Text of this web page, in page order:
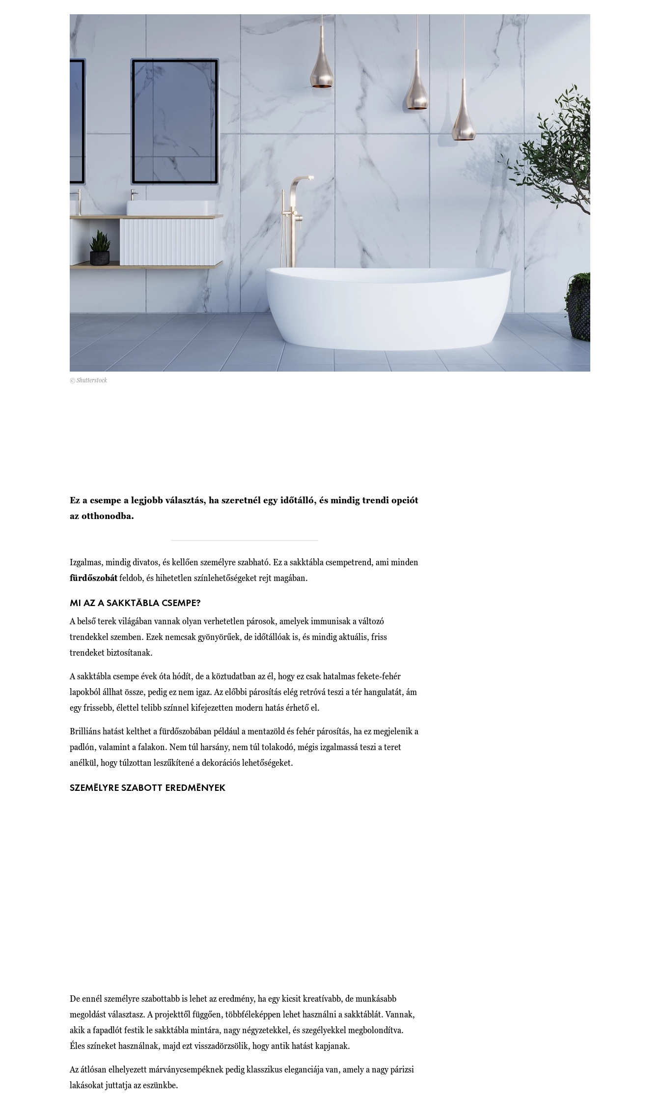
© Shutterstock
Ez a csempe a legjobb választás, ha szeretnél egy időtálló, és mindig trendi opciót
az otthonodba.
Izgalmas, mindig divatos, és kellően személyre szabható. Ez a sakktábla csempetrend, ami minden
fürdőszobátfeldob, és hihetetlen színlehetőségeket rejt magában.
MI AZ A SAKKTÁBLA CSEMPE?
A belső terek világában vannak olyan verhetetlen párosok, amelyek immunisak a változó
trendekkel szemben. Ezek nemcsak gyönyörűek, de időtállóak is, és mindig aktuális, friss
trendeket biztosítanak.
A sakktábla csempe évek óta hódít, de a köztudatban az él, hogy ez csak hatalmas fekete-fehér
lapokból állhat össze, pedig ez nem igaz. Az előbbi párosítás elég retróvá teszi a tér hangulatát, ám
egy frissebb, élettel telibb színnel kifejezetten modern hatás érhető el.
Brilliáns hatást kelthet a fürdőszobában például a mentazöld és fehér párosítás, ha ez megjelenik a
padlón, valamint a falakon. Nem túl harsány, nem túl tolakodó, mégis izgalmassá teszi a teret
anélkül, hogy túlzottan leszűkítené a dekorációs lehetőségeket.
SZEMÉLYRE SZABOTT EREDMÉNYEK
De ennél személyre szabottabb is lehet az eredmény, ha egy kicsit kreatívabb, de munkásabb
megoldást választasz. A projekttől függően, többféleképpen lehet használni a sakktáblát. Vannak,
akik a fapadlót festik le sakktábla mintára, nagy négyzetekkel, és szegélyekkel megbolondítva.
Éles színeket használnak, majd ezt visszadörzsölik, hogy antik hatást kapjanak.
Az átlósan elhelyezett márványcsempéknek pedig klasszikus eleganciája van, amely a nagy párizsi
lakásokat juttatja az eszünkbe.